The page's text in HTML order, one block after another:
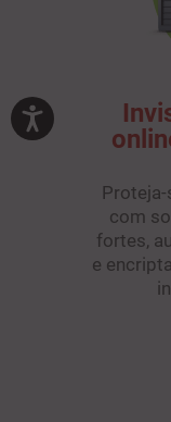
com
fortes,
e